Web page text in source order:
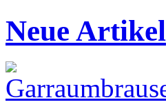
Neue Artikel